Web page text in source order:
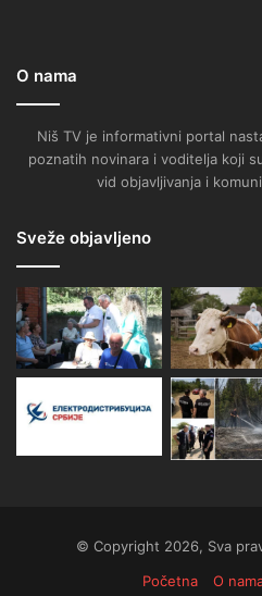
O nama
Niš TV je informativni portal
poznatih novinara i voditelja koji
vid objavljivanja i
Sveže objavljeno
© Copyright 2026, Sva
Početna
O